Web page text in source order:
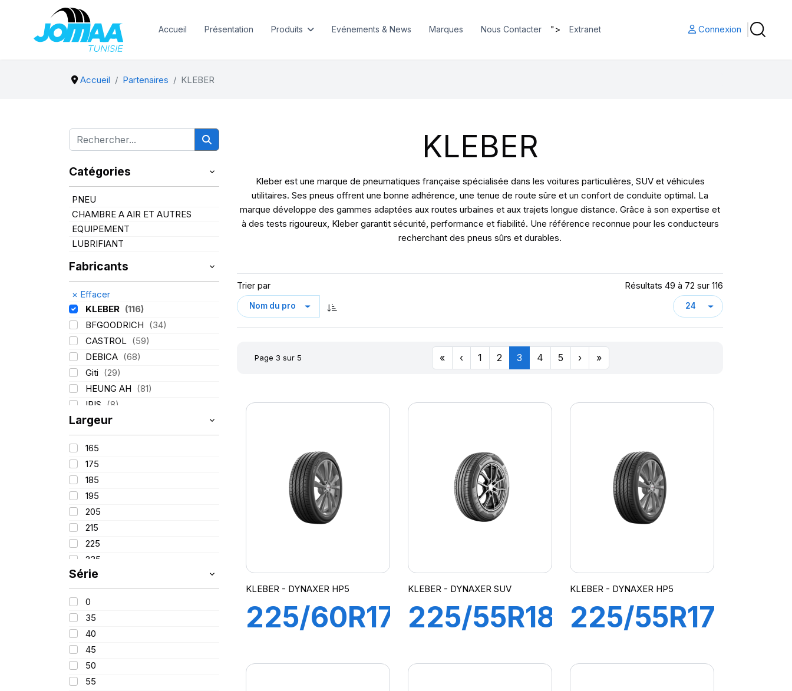
Accueil Présentation Produits Evénements & News Marques Nous Contacter "> Extranet Connexion
Accueil Partenaires KLEBER
Catégories
PNEU
CHAMBRE A AIR ET AUTRES
EQUIPEMENT
LUBRIFIANT
Fabricants
× Effacer
KLEBER (116)
BFGOODRICH (34)
CASTROL (59)
DEBICA (68)
Giti (29)
HEUNG AH (81)
IRIS (8)
ITALMATIC
LASSA (174)
LING LONG
MICHELIN
MITAS
Mondolfo ferro
PIRELLI
PROMETEON
SCHRADER
SPEEDWAYS
Largeur
165
175
185
195
205
215
225
235
245
255
260
280
380
420
Série
0
35
40
45
50
55
KLEBER
Kleber est une marque de pneumatiques française spécialisée dans les voitures particulières, SUV et véhicules
utilitaires. Ses pneus offrent une bonne adhérence, une tenue de route sûre et un confort de conduite optimal. La
marque développe des gammes adaptées aux routes urbaines et aux trajets longue distance. Grâce à son expertise et
à des tests rigoureux, Kleber garantit sécurité, performance et fiabilité. Une référence reconnue pour les conducteurs
recherchant des pneus sûrs et durables.
Trier par Résultats 49 à 72 sur 116
Page 3 sur 5 « ‹ 1 2 3 4 5 › »
KLEBER - DYNAXER HP5
225/60R17
KLEBER - DYNAXER SUV
225/55R18
KLEBER - DYNAXER HP5
225/55R17